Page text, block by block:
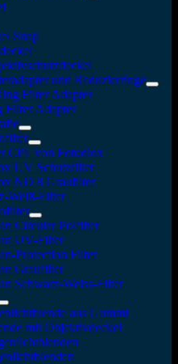
Snap
und Reduzierringe
Filter Adapter
Filter Adapter
CPL von Fotodiox
UV Schutzfilter
ND 8 Graufilter
Weiß-Filter
Circular Polfilter
UV-Filter
Protection Filter
Graufilter
Schwarz-Weiss-Filter
aus Gummi
mit Objektivdeckel